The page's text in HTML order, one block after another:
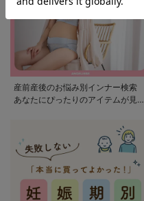
産前産後のお悩み別インナー検索
あなたにぴったりのアイテムが見つ